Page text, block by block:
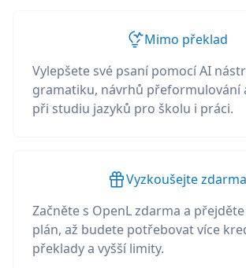
Mimo překlad
Vylepšete své psaní pomocí AI
gramatiku, návrhů přeformulování
při studiu jazyků pro školu i práci.
Vyzkoušejte zdarma
Začněte s OpenL zdarma a
plán, až budete potřebovat více
překlady a vyšší limity.